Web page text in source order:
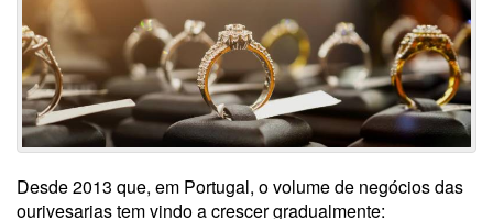
Desde 2013 que, em Portugal, o volume de negócios das
ourivesarias tem vindo a crescer gradualmente: